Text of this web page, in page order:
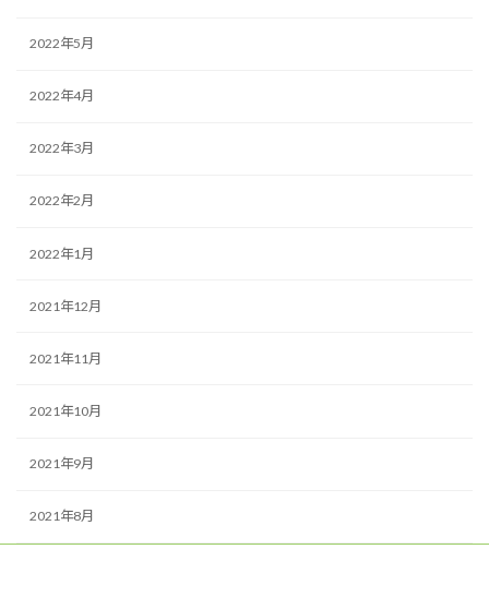
2022年5月
2022年4月
2022年3月
2022年2月
2022年1月
2021年12月
2021年11月
2021年10月
2021年9月
2021年8月